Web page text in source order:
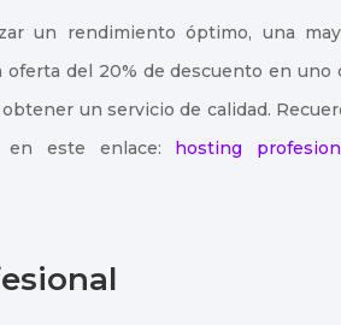
un rendimiento óptimo, una
del 20% de descuento en uno
un servicio de calidad.
en este enlace: hosting